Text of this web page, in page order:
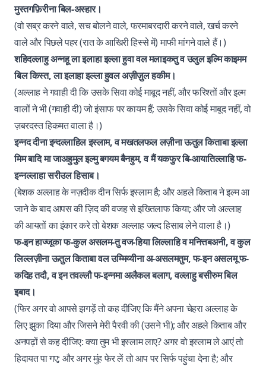
मुस्तगफ़िरीना बिल-अस्हार।
(वो सब्र करने वाले, सच बोलने वाले, फरमाबरदारी करने वाले, खर्च करने
वाले और पिछले पहर (रात के आखिरी हिस्से में) माफी मांगने वाले हैं।)
शहिदल्लाहु अन्नहू ला इलाहा इल्ला हुवा वल मलाइकतु व उलुल इल्मि काइमम
बिल किस्त, ला इलाहा इल्ला हुवल अज़ीज़ुल हकीम।
(अल्लाह ने गवाही दी कि उसके सिवा कोई माबूद नहीं, और फरिश्तों और इल्म
वालों ने भी (गवाही दी) जो इंसाफ पर कायम हैं; उसके सिवा कोई माबूद नहीं, वो
ज़बरदस्त हिकमत वाला है।)
इन्नद दीना इन्दल्लाहिल इस्लाम, व मखतलफल लज़ीना ऊतुल किताबा इल्ला
मिम बादि मा जाअहुमुल इल्मु बगयम बैनहुम, व मैं यकफुर बि-आयातिल्लाहि फ-
इन्नल्लाहा सरीउल हिसाब।
(बेशक अल्लाह के नज़दीक दीन सिर्फ इस्लाम है; और अहले किताब ने इल्म आ
जाने के बाद आपस की ज़िद की वजह से इख्तिलाफ किया; और जो अल्लाह
की आयतों का इंकार करे तो बेशक अल्लाह जल्द हिसाब लेने वाला है।)
फ-इन हाज्जूका फ-कुल असलम-तु वज-हिया लिल्लाहि व मनित्तबअनी, व कुल
लिल्लज़ीना ऊतुल किताबा वल उम्मिय्यीना अ-असलमतुम, फ-इन असलमू फ-
कदिह तदौ, व इन तवल्लौ फ-इन्नमा अलैकल बलाग, वल्लाहु बसीरुम बिल
इबाद।
(फिर अगर वो आपसे झगड़ें तो कह दीजिए कि मैंने अपना चेहरा अल्लाह के
लिए झुका दिया और जिसने मेरी पैरवी की (उसने भी); और अहले किताब और
अनपढ़ों से कह दीजिए: क्या तुम भी इस्लाम लाए? अगर वो इस्लाम ले आएं तो
हिदायत पा गए; और अगर मुंह फेर लें तो आप पर सिर्फ पहुंचा देना है; और